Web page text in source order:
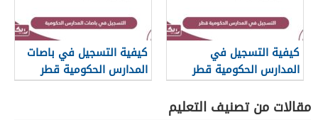
كيفية التسجيل في
المدارس الحكومية قطر
كيفية التسجيل في باصات
المدارس الحكومية قطر
مقالات من تصنيف التعليم